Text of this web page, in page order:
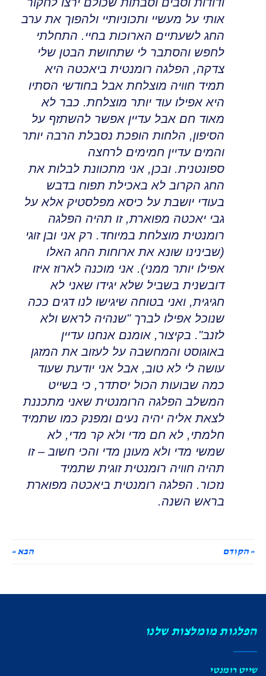
אותי על מעשיי ותכוניותיי ולהפוך את ערב
החג לשעתיים הארוכות בחיי. התחלתי
לחפש והסתבר לי שתחושת הבטן שלי
צדקה, הפלגה רומנטית ביאכטה היא
תמיד חוויה מוצלחת אבל בחודשי הסתיו
היא אפילו עוד יותר מוצלחת. כבר לא
מאוד חם אבל עדיין אפשר להשתזף על
הסיפון, הלחות הופכת נסבלת הרבה יותר
והמים עדיין חמימים לרחצה
ספונטנית. ובכן, אני מתכוונת לבלות את
החג הקרוב לא באכילת תפוח בדבש
בעודי יושבת על כיסא מפלסטיק אלא על
גבי יאכטה מפוארת, זו תהיה הפלגה
רומנטית מוצלחת במיוחד. רק אני ובן זוגי
(שבינינו שונא את ארוחות החג האלו
אפילו יותר ממני). אני מוכנה לארוז איזו
דובשנית בשביל שלא יגידו שאני לא
חגיגית, ואני בטוחה שיגישו לנו דגים ככה
שנוכל אפילו לברך "שנהיה לראש ולא
לזנב". בקיצור, אומנם אנחנו עדיין
באוגוסט והמחשבה על לעזוב את המזגן
עושה לי לא טוב, אבל אני יודעת שעוד
כמה שבועות הכול יסתדר, כי בשייט
המשלב הפלגה הרומנטית שאני מתכננת
לצאת אליה יהיה נעים ומפנק כמו שתמיד
חלמתי, לא חם מדי ולא קר מדי, לא
שמשי מדי ולא מעונן מדי והכי חשוב – זו
תהיה חוויה רומנטית זוגית שתמיד
נזכור. הפלגה רומנטית ביאכטה מפוארת
בראש השנה.
« הקודם הבא »
הפלגות מומלצות שלנו
שייט רומנטי